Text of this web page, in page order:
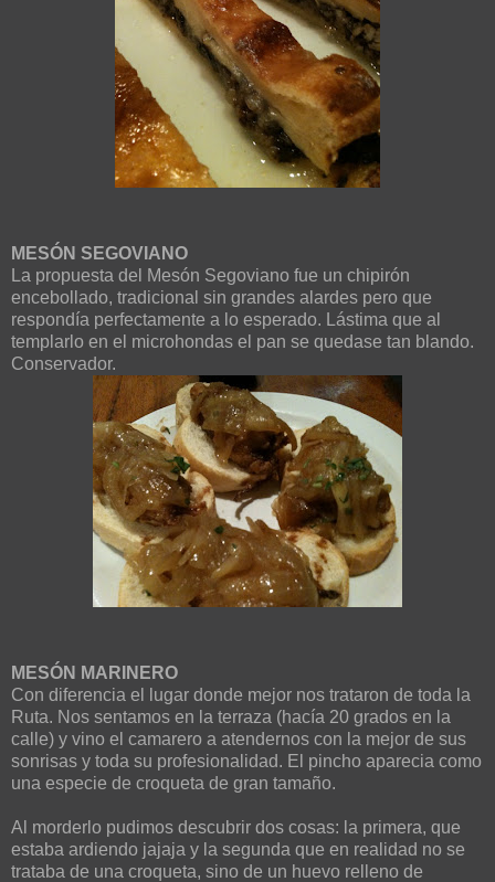
MESÓN SEGOVIANO
La propuesta del Mesón Segoviano fue un chipirón
encebollado, tradicional sin grandes alardes pero que
respondía perfectamente a lo esperado. Lástima que al
templarlo en el microhondas el pan se quedase tan blando.
Conservador.
MESÓN MARINERO
Con diferencia el lugar donde mejor nos trataron de toda la
Ruta. Nos sentamos en la terraza (hacía 20 grados en la
calle) y vino el camarero a atendernos con la mejor de sus
sonrisas y toda su profesionalidad. El pincho aparecia como
una especie de croqueta de gran tamaño.
Al morderlo pudimos descubrir dos cosas: la primera, que
estaba ardiendo jajaja y la segunda que en realidad no se
trataba de una croqueta, sino de un huevo relleno de